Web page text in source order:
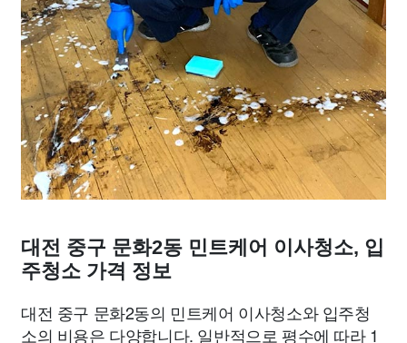
대전 중구 문화2동 민트케어 이사청소, 입
주청소 가격 정보
대전 중구 문화2동의 민트케어 이사청소와 입주청
소의 비용은 다양합니다. 일반적으로 평수에 따라 1